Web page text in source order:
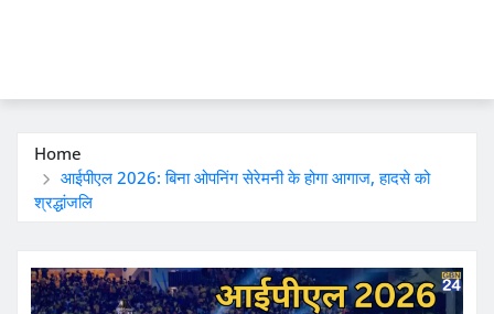
Home
आईपीएल 2026: बिना ओपनिंग सेरेमनी के होगा आगाज, हादसे को
श्रद्धांजलि